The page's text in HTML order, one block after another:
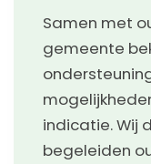
Samen met
gemeente
indicatie. Wij
begeleiden